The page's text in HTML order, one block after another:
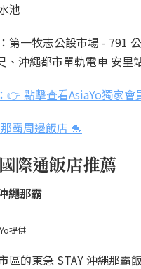
池
第一牧志公設市場 - 791
、沖繩都市單軌電車 安里
👉 點擊查看AsiaYo獨家會
霸周邊飯店 🐬
際通飯店推薦
繩那霸
提供
區的東急 STAY 沖繩那霸